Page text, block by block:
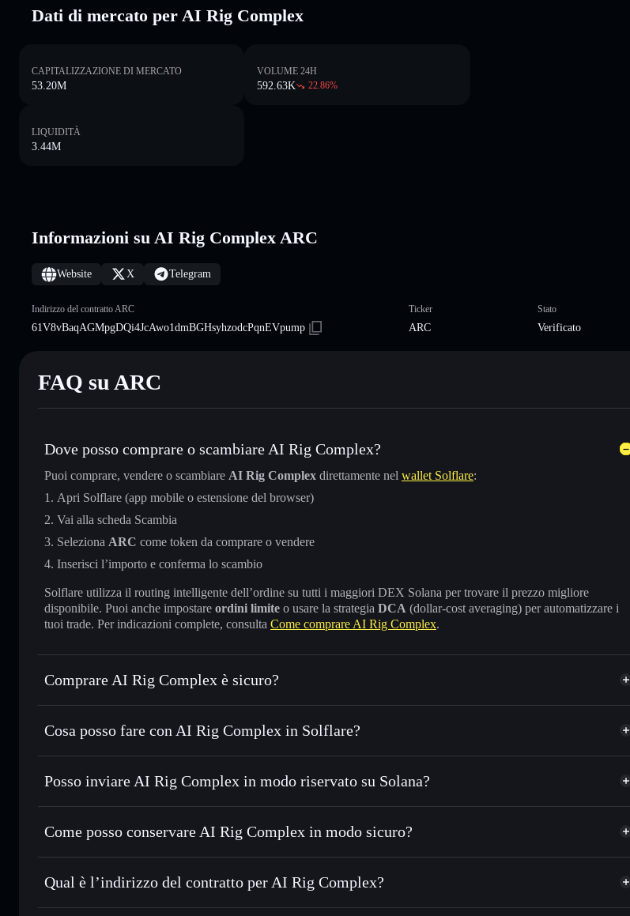
Dati di mercato per AI Rig Complex
CAPITALIZZAZIONE DI MERCATO
53.20M
VOLUME 24H
592.63K 22.86%
LIQUIDITÀ
3.44M
Informazioni su AI Rig Complex ARC
Website X Telegram
Indirizzo del contratto ARC
61V8vBaqAGMpgDQi4JcAwo1dmBGHsyhzodcPqnEVpump
Ticker
ARC
Stato
Verificato
FAQ su ARC
Dove posso comprare o scambiare AI Rig Complex?
Puoi comprare, vendere o scambiare AI Rig Complex direttamente nel wallet Solflare:
Apri Solflare (app mobile o estensione del browser)
Vai alla scheda Scambia
Seleziona ARC come token da comprare o vendere
Inserisci l’importo e conferma lo scambio
Solflare utilizza il routing intelligente dell’ordine su tutti i maggiori DEX Solana per trovare il prezzo migliore
disponibile. Puoi anche impostare ordini limite o usare la strategia DCA (dollar-cost averaging) per automatizzare i
tuoi trade. Per indicazioni complete, consulta Come comprare AI Rig Complex.
Comprare AI Rig Complex è sicuro?
AI Rig Complex token verificato
Cosa posso fare con AI Rig Complex in Solflare?
AI Rig Complex
wallet Solflare
Scambiare istantaneamente— scambia ARC in SOL, USDC o in migliaia di altri token Solana al prezzo migliore
Usare il DCA— applica la strategia dollar-cost average su ARC nel tempo
Inviare in modo riservato— trasferisci ARC senza collegare pubblicamente i wallet usando l’Aggregatore di
privacy incorporato di Solflare
Posso inviare AI Rig Complex in modo riservato su Solana?
wallet Solflare Aggregatore di privacy
AI Rig
Come posso conservare AI Rig Complex in modo sicuro?
AI Rig Complex wallet non-custodial Solflare
Aggregatore di privacy
Qual è l’indirizzo del contratto per AI Rig Complex?
AI Rig Complex